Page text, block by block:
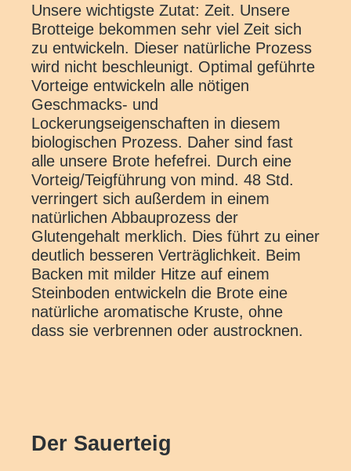
Unsere wichtigste Zutat: Zeit. Unsere
Brotteige bekommen sehr viel Zeit sich
zu entwickeln. Dieser natürliche Prozess
wird nicht beschleunigt. Optimal geführte
Vorteige entwickeln alle nötigen
Geschmacks- und
Lockerungseigenschaften in diesem
biologischen Prozess. Daher sind fast
alle unsere Brote hefefrei. Durch eine
Vorteig/Teigführung von mind. 48 Std.
verringert sich außerdem in einem
natürlichen Abbauprozess der
Glutengehalt merklich. Dies führt zu einer
deutlich besseren Verträglichkeit. Beim
Backen mit milder Hitze auf einem
Steinboden entwickeln die Brote eine
natürliche aromatische Kruste, ohne
dass sie verbrennen oder austrocknen.
Der Sauerteig